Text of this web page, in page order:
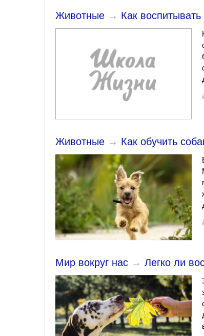
Животные → Как
Животные → Как обучить
Мир вокруг нас → Легко ли